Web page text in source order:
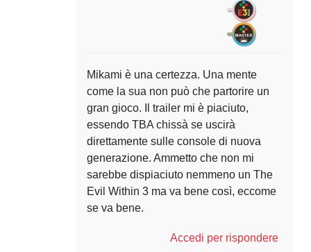
Mikami è una certezza. Una mente
come la sua non può che partorire un
gran gioco. Il trailer mi è piaciuto,
essendo TBA chissà se uscirà
direttamente sulle console di nuova
generazione. Ammetto che non mi
sarebbe dispiaciuto nemmeno un The
Evil Within 3 ma va bene così, eccome
se va bene.
Accedi per rispondere